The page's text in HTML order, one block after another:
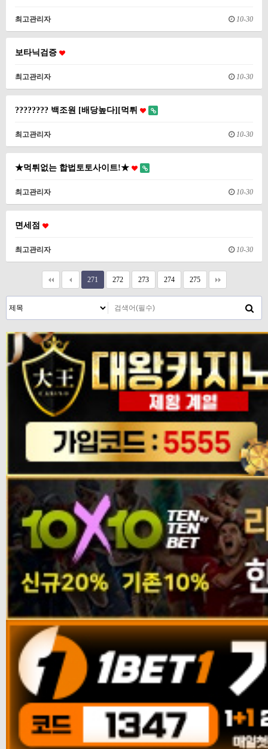
최고관리자 10-30
보타닉검증
최고관리자 10-30
???????? 백조원 [배당높다][먹튀
최고관리자 10-30
★먹튀없는 합법토토사이트!★
최고관리자 10-30
면세점
최고관리자 10-30
271 272 273 274 275